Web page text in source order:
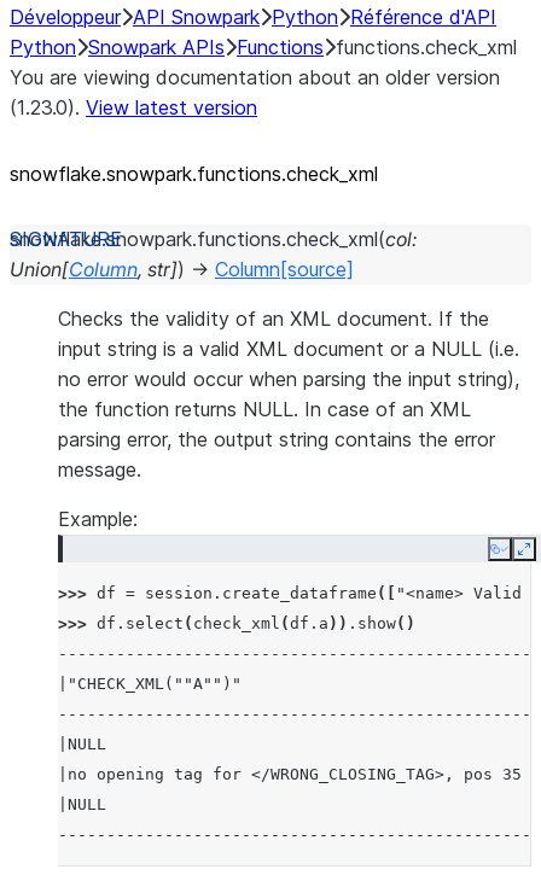
Développeur API Snowpark Python Référence d'API
Python Snowpark APIs Functions functions.check_xml
You are viewing documentation about an older version
(1.23.0). View latest version
snowflake.snowpark.functions.check_ xml
snowflake.snowpark.functions.check_xml(col:
Union[Column, str]) → Column [source]
Checks the validity of an XML document. If the
input string is a valid XML document or a NULL (i.e.
no error would occur when parsing the input string),
the function returns NULL. In case of an XML
parsing error, the output string contains the error
message.
Example:
Copy
>>> df = session . create_dataframe ([
"<name> Valid
>>> df . select ( check_xml (df . a )) . show()
|"CHECK_XML(""A"")"
|NULL
|no opening tag for </WRONG_CLOSING_TAG>, pos 35
|NULL